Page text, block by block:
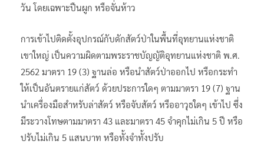
วัน โดยเฉพาะปืนผูก หรือจั่นห้าว
การเข้าไปติดตั้งอุปกรณ์กับดักสัตว์ป่าในพื้นที่อุทยานแห่งชาติ
เขาใหญ่ เป็นความผิดตามพระราชบัญญัติอุทยานแห่งชาติ พ.ศ.
2562 มาตรา 19 (3) ฐานล่อ หรือนำสัตว์ป่าออกไป หรือกระทำ
ให้เป็นอันตรายแก่สัตว์ ด้วยประการใดๆ ตามมาตรา 19 (7) ฐาน
นำเครื่องมือสำหรับล่าสัตว์ หรือจับสัตว์ หรืออาวุธใดๆ เข้าไป ซึ่ง
มีระวางโทษตามมาตรา 43 และมาตรา 45 จำคุกไม่เกิน 5 ปี หรือ
ปรับไม่เกิน 5 แสนบาท หรือทั้งจำทั้งปรับ